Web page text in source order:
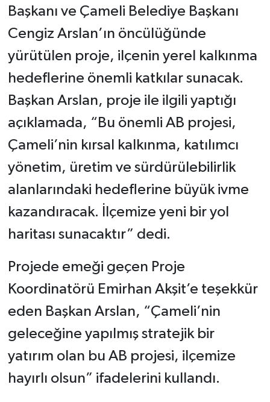
Başkanı ve Çameli Belediye Başkanı
Cengiz Arslan’ın öncülüğünde
yürütülen proje, ilçenin yerel kalkınma
hedeflerine önemli katkılar sunacak.
Başkan Arslan, proje ile ilgili yaptığı
açıklamada, “Bu önemli AB projesi,
Çameli’nin kırsal kalkınma, katılımcı
yönetim, üretim ve sürdürülebilirlik
alanlarındaki hedeflerine büyük ivme
kazandıracak. İlçemize yeni bir yol
haritası sunacaktır” dedi.
Projede emeği geçen Proje
Koordinatörü Emirhan Akşit’e teşekkür
eden Başkan Arslan, “Çameli’nin
geleceğine yapılmış stratejik bir
yatırım olan bu AB projesi, ilçemize
hayırlı olsun” ifadelerini kullandı.